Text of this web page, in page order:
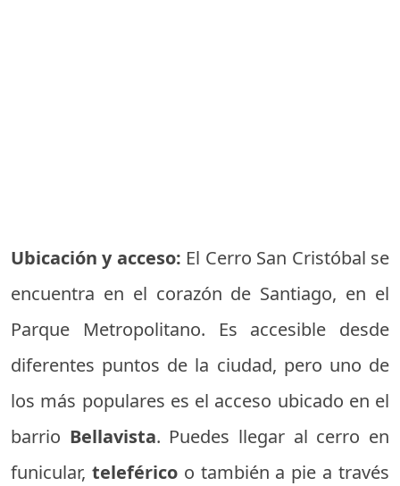
Ubicación y acceso: El Cerro San Cristóbal se
encuentra en el corazón de Santiago, en el
Parque Metropolitano. Es accesible desde
diferentes puntos de la ciudad, pero uno de
los más populares es el acceso ubicado en el
barrio Bellavista. Puedes llegar al cerro en
funicular, teleférico o también a pie a través